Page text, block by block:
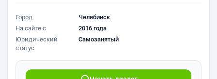
Город
Челябинск
На сайте с
2016 года
Юридический
статус
Самозанятый